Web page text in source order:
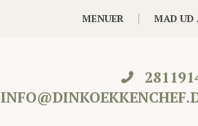
MENUER MAD UD